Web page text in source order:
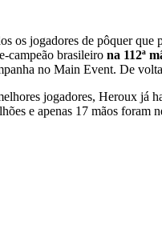
os jogadores de pôquer
campeão brasileiro na 112ª
no Main Event. De
jogadores, Heroux já
e apenas 17 mãos foram